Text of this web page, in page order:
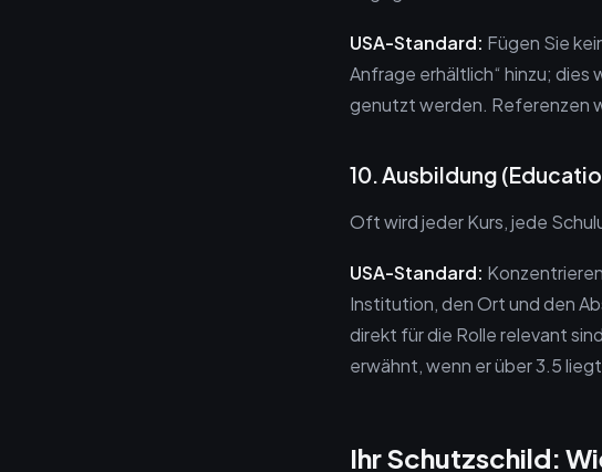
USA-Standard: Fügen Sie
Anfrage erhältlich“ hinzu;
genutzt werden. Referenzen
10. Ausbildung
Oft wird jeder Kurs, jede
USA-Standard:
Institution, den Ort und den
direkt für die Rolle relevant
erwähnt, wenn er über 3.5
Ihr Schutzschild: